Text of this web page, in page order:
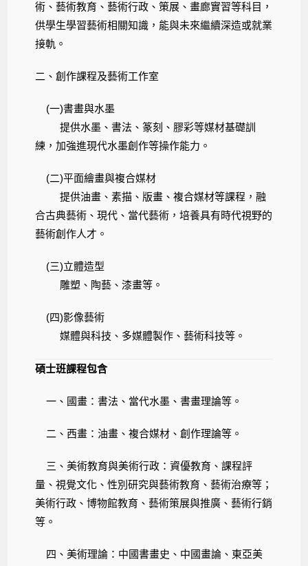
術、藝術教育、藝術行政、策展、畫廊實習等科目，
供學生學習藝術相關知識，能與未來繼續深造或就業
接軌。
二、創作課程及藝術工作室
(一)書畫與水墨
提供水墨、書法、篆刻、膠彩等媒材基礎訓
練，加強進現代水墨創作等操作能力。
(二)平面繪畫與複合媒材
提供油畫、素描、版畫、複合媒材等課程，融
合古典藝術、現代、當代藝術，培養具有時代視野的
藝術創作人才。
(三)立體造型
雕塑、陶藝、漆畫等。
(四)影像藝術
媒體與科技、多媒體製作、藝術科技等。
碩士班課程包含
一、國畫：書法、當代水墨、書畫理論等。
二、西畫：油畫、複合媒材、創作理論等。
三、美術教育與美術行政：資優教育、課程評
量、視覺文化、性別研究與藝術教育、藝術治療等；
美術行政、博物館教育、藝術策展與推廣、藝術行銷
等。
四、美術理論：中國書畫史、中國畫論、東亞美